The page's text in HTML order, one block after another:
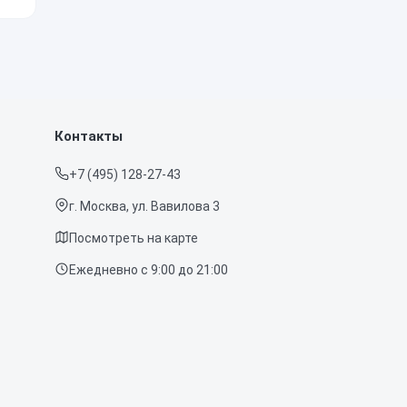
Контакты
+7 (495) 128-27-43
г. Москва, ул. Вавилова 3
Посмотреть на карте
Ежедневно с 9:00 до 21:00